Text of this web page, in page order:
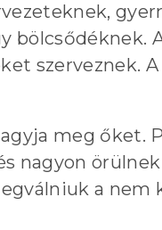
bölcsődéknek.
szerveznek.
meg őket.
nagyon
a nem